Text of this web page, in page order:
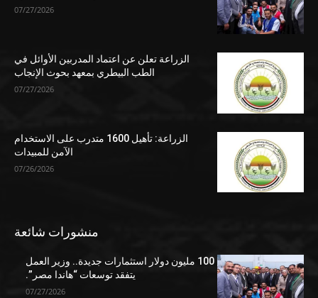
07/27/2026
الزراعة تعلن عن اعتماد المدربين الأوائل في
الطب البيطري بمعهد بحوث الإنجاب
07/27/2026
الزراعة: تأهيل 1600 متدرب على الاستخدام
الآمن للمبيدات
07/26/2026
منشورات شائعة
100 مليون دولار استثمارات جديدة.. وزير العمل
يتفقد توسعات “هاندا مصر”.
07/27/2026